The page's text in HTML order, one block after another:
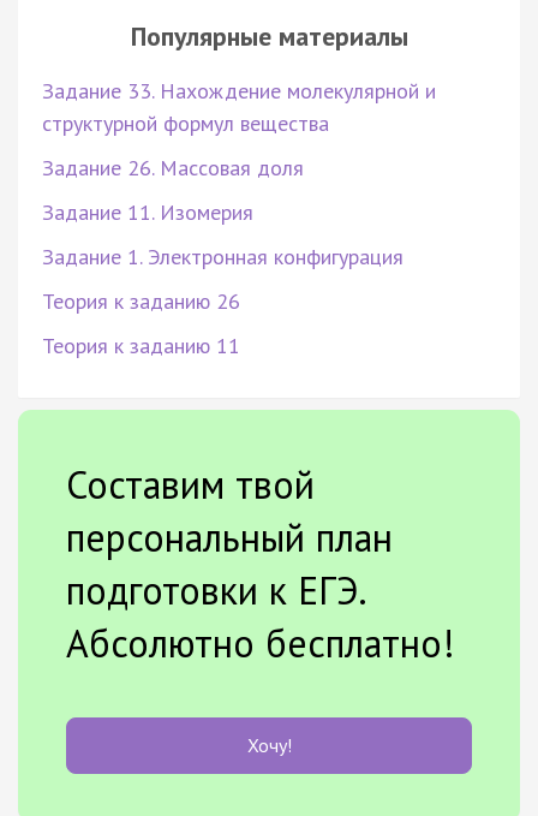
Популярные материалы
Задание 33. Нахождение молекулярной и
структурной формул вещества
Задание 26. Массовая доля
Задание 11. Изомерия
Задание 1. Электронная конфигурация
Теория к заданию 26
Теория к заданию 11
Составим твой
персональный план
подготовки к ЕГЭ.
Абсолютно бесплатно!
Хочу!